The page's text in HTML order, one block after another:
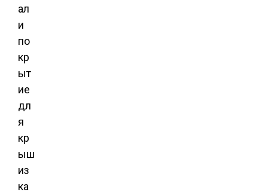
ал
и
по
кр
ыт
ие
дл
я
кр
ыш
из
ка